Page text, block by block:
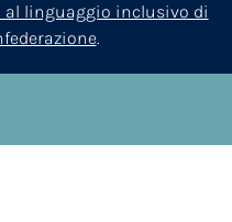
al linguaggio inclusivo di
.